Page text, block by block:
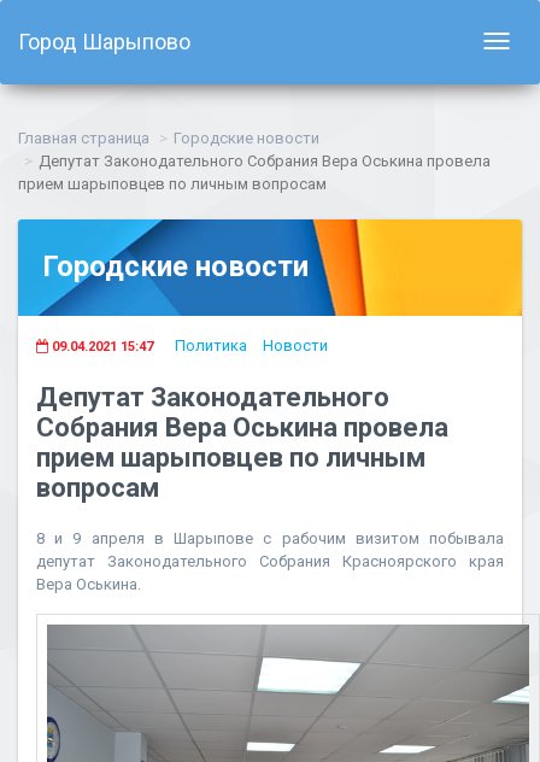
Город Шарыпово
Главная страница
Городские новости
Депутат Законодательного Собрания Вера Оськина провела
прием шарыповцев по личным вопросам
Городские новости
09.04.2021 15:47 Политика Новости
Депутат Законодательного
Собрания Вера Оськина провела
прием шарыповцев по личным
вопросам
8 и 9 апреля в Шарыпове с рабочим визитом побывала
депутат Законодательного Собрания Красноярского края
Вера Оськина.